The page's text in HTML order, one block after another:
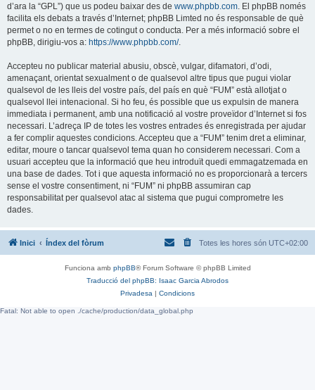
d’ara la “GPL”) que us podeu baixar des de www.phpbb.com. El phpBB només
facilita els debats a través d’Internet; phpBB Limted no és responsable de què
permet o no en termes de cotingut o conducta. Per a més informació sobre el
phpBB, dirigiu-vos a: https://www.phpbb.com/.
Accepteu no publicar material abusiu, obscè, vulgar, difamatori, d’odi,
amenaçant, orientat sexualment o de qualsevol altre tipus que pugui violar
qualsevol de les lleis del vostre país, del país en què “FUM” està allotjat o
qualsevol llei intenacional. Si ho feu, és possible que us expulsin de manera
immediata i permanent, amb una notificació al vostre proveïdor d’Internet si fos
necessari. L’adreça IP de totes les vostres entrades és enregistrada per ajudar
a fer complir aquestes condicions. Accepteu que a “FUM” tenim dret a eliminar,
editar, moure o tancar qualsevol tema quan ho considerem necessari. Com a
usuari accepteu que la informació que heu introduït quedi emmagatzemada en
una base de dades. Tot i que aquesta informació no es proporcionarà a tercers
sense el vostre consentiment, ni “FUM” ni phpBB assumiran cap
responsabilitat per qualsevol atac al sistema que pugui comprometre les
dades.
Inici Índex del fòrum Totes les hores són UTC+02:00
Funciona amb phpBB® Forum Software © phpBB Limited
Traducció del phpBB: Isaac Garcia Abrodos
Privadesa | Condicions
Fatal: Not able to open ./cache/production/data_global.php